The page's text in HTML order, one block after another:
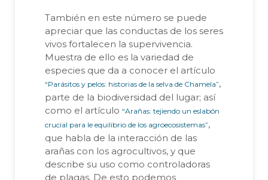
También en este número se puede
apreciar que las conductas de los seres
vivos fortalecen la supervivencia.
Muestra de ello es la variedad de
especies que da a conocer el artículo
“Parásitos y pelos: historias de la selva de Chamela”,
parte de la biodiversidad del lugar; así
como el artículo “Arañas: tejiendo un eslabón
crucial para le equilibrio de los agroecosistemas”,
que habla de la interacción de las
arañas con los agrocultivos, y que
describe su uso como controladoras
de plagas. De esto podemos